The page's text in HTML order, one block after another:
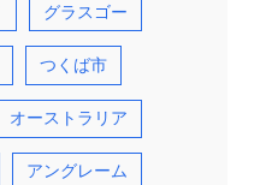
グラスゴー
つくば市
オーストラリア
アングレーム